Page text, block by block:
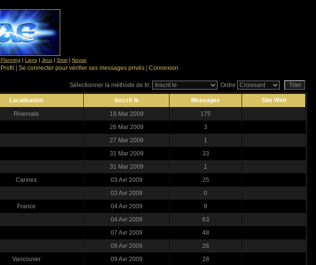
Planning | Liens| Jeux| Strat| Novae
Profil Se connecter pour vérifier ses messages privés Connexion
Sélectionner la méthode de tri: Ordre
Localisation Inscrit le Messages
Site Web
Rivervale 18 Mar 2009
175
26 Mar 2009
3
27 Mar 2009
1
31 Mar 2009
33
31 Mar 2009
1
Cannes 03 Avr 2009
25
03 Avr 2009
0
France 04 Avr 2009
9
04 Avr 2009
63
07 Avr 2009
48
09 Avr 2009
26
Vancouver 09 Avr 2009
28